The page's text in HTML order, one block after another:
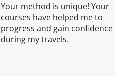
Your method is unique! Your
courses have helped me to
progress and gain confidence
during my travels.